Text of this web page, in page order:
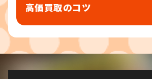
高価買取のコツ